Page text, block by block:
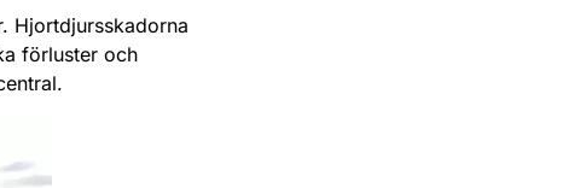
Hjortdjursskadorna
förluster och